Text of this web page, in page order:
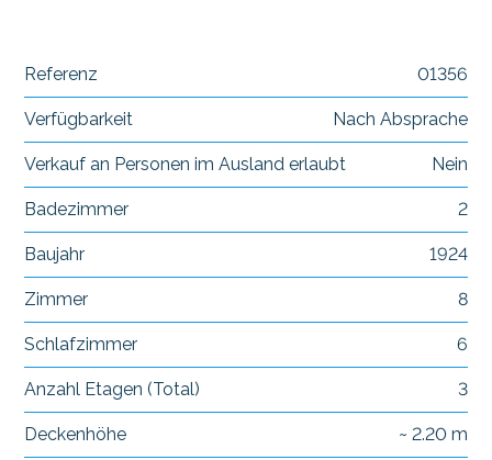
Referenz 01356
Verfügbarkeit Nach Absprache
Verkauf an Personen im Ausland erlaubt Nein
Badezimmer 2
Baujahr 1924
Zimmer 8
Schlafzimmer 6
Anzahl Etagen (Total) 3
Deckenhöhe ~ 2.20 m